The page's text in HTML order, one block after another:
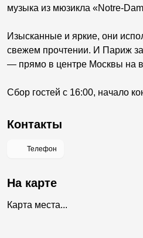
музыка из мюзикла «Notre-
Изысканные и яркие, они
свежем прочтении. И Париж
— прямо в центре Москвы на
Сбор гостей с 16:00, начало
Контакты
Телефон
На карте
Карта места...